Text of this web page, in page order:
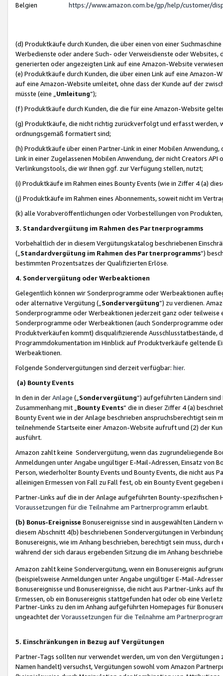
Belgien
https://www.amazon.com.be/gp/help/customer/
(d) Produktkäufe durch Kunden, die über einen von einer
Werbedienste oder andere Such- oder Verweisdienste oder Websites,
generierten oder angezeigten Link auf eine Amazon-Website
(e) Produktkäufe durch Kunden, die über einen Link auf eine
auf eine Amazon-Website umleitet, ohne dass der Kunde auf der
müsste (eine „ Umleitung“);
(f) Produktkäufe durch Kunden, die die für eine Amazon-Website
(g) Produktkäufe, die nicht richtig zurückverfolgt und erfasst werden,
ordnungsgemäß formatiert sind;
(h) Produktkäufe über einen Partner-Link in einer Mobilen
Link in einer Zugelassenen Mobilen Anwendung, der nicht Creators
Verlinkungstools, die wir Ihnen ggf. zur Verfügung stellen, nutzt;
(i) Produktkäufe im Rahmen eines Bounty Events (wie in Ziffer 4 (a)
(j) Produktkäufe im Rahmen eines Abonnements, soweit nicht im
(k) alle Vorabveröffentlichungen oder Vorbestellungen von
3. Standardvergütung im Rahmen des Partnerprogramms
Vorbehaltlich der in diesem Vergütungskatalog beschriebenen
(„ Standardvergütung im Rahmen des Partnerprogramms“)
bestimmten Prozentsatzes der Qualifizierten Erlöse.
4. Sondervergütung oder Werbeaktionen
Gelegentlich können wir Sonderprogramme oder Werbeaktionen
oder alternative Vergütung („ Sondervergütung”) zu verdienen.
Sonderprogramme oder Werbeaktionen jederzeit ganz oder
Sonderprogramme oder Werbeaktionen (auch Sonderprogramme
Produktverkäufen kommt) disqualifizierende Ausschlusstatbestände,
Programmdokumentation im Hinblick auf Produktverkäufe geltende
Werbeaktionen.
Folgende Sondervergütungen sind derzeit verfügbar: hier.
(a) Bounty Events
In den in derAnlage („ Sondervergütung“) aufgeführten Ländern
Zusammenhang mit „ Bounty Events“ die in dieser Ziffer 4 (a)
Bounty Event wie in der Anlage beschrieben anspruchsberechtigt sein
teilnehmende Startseite einer Amazon-Website aufruft und (2) der
ausführt.
Amazon zahlt keine Sondervergütung, wenn das zugrundeliegende
Anmeldungen unter Angabe ungültiger E-Mail-Adressen, Einsatz von
Person, wiederholter Bounty Events und Bounty Events, die nicht
alleinigen Ermessen von Fall zu Fall fest, ob ein Bounty Event
Partner-Links auf die in der Anlage aufgeführten Bounty-spezifischen
Voraussetzungen für die Teilnahme am Partnerprogramm erlaubt.
(b) Bonus-Ereignisse Bonusereignisse sind in ausgewählten Ländern
diesem Abschnitt 4(b) beschriebenen Sondervergütungen in
Bonusereignis, wie im Anhang beschrieben, berechtigt sein muss,
während der sich daraus ergebenden Sitzung die im Anhang
Amazon zahlt keine Sondervergütung, wenn ein Bonusereignis
(beispielsweise Anmeldungen unter Angabe ungültiger E-Mail-
Bonusereignisse und Bonusereignisse, die nicht aus Partner-Links auf
Ermessen, ob ein Bonusereignis stattgefunden hat oder ob eine
Partner-Links zu den im Anhang aufgeführten Homepages für
ungeachtet derVoraussetzungen für die Teilnahme am
5. Einschränkungen in Bezug auf Vergütungen
Partner-Tags sollten nur verwendet werden, um von den
Namen handelt) versuchst, Vergütungen sowohl vom Amazon